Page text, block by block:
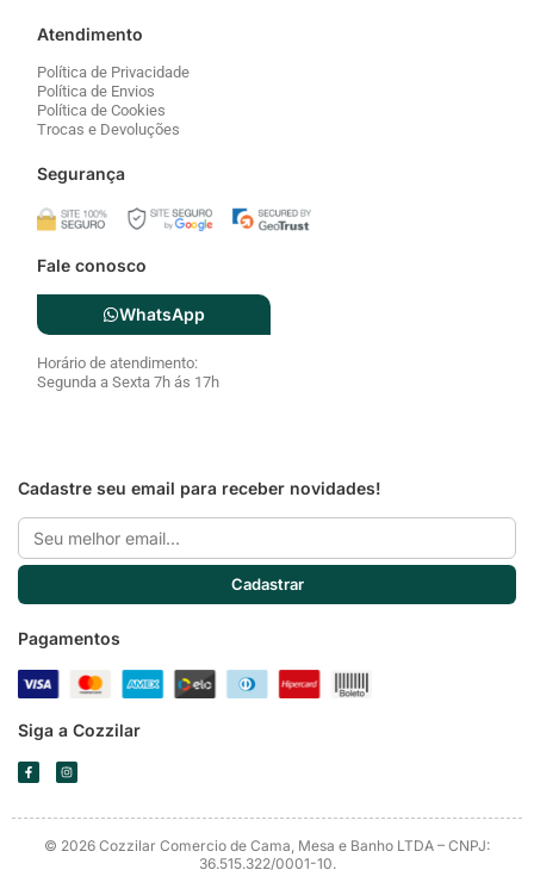
Atendimento
Política de Privacidade
Política de Envios
Política de Cookies
Trocas e Devoluções
Segurança
Fale conosco
WhatsApp
Horário de atendimento:
Segunda a Sexta 7h ás 17h
Cadastre seu email para receber novidades!
Email
Cadastrar
Pagamentos
Siga a Cozzilar
F
a
c
o
I
n
s
g
a
© 2026 Cozzilar Comercio de Cama, Mesa e Banho LTDA – CNPJ:
36.515.322/0001-10.